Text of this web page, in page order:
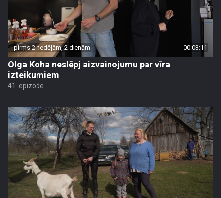
pirms 2 nedēļām, 2 dienām 00:03:11
Olga Koha neslēpj aizvainojumu par vīra
izteikumiem
41. epizode